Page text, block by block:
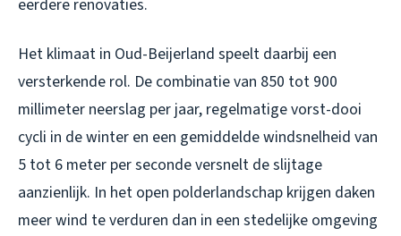
eerdere renovaties.
Het klimaat in Oud-Beijerland speelt daarbij een
versterkende rol. De combinatie van 850 tot 900
millimeter neerslag per jaar, regelmatige vorst-dooi
cycli in de winter en een gemiddelde windsnelheid van
5 tot 6 meter per seconde versnelt de slijtage
aanzienlijk. In het open polderlandschap krijgen daken
meer wind te verduren dan in een stedelijke omgeving